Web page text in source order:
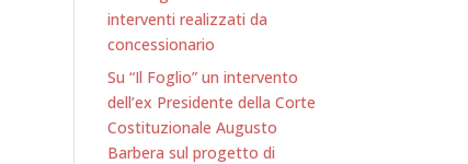
interventi realizzati da
concessionario
Su “Il Foglio” un intervento
dell’ex Presidente della Corte
Costituzionale Augusto
Barbera sul progetto di